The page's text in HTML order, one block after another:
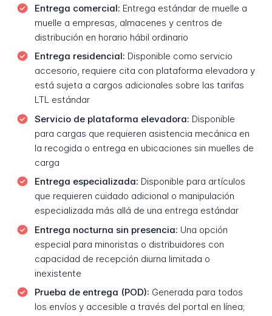
Entrega comercial: Entrega estándar de muelle a
muelle a empresas, almacenes y centros de
distribución en horario hábil ordinario
Entrega residencial: Disponible como servicio
accesorio, requiere cita con plataforma elevadora y
está sujeta a cargos adicionales sobre las tarifas
LTL estándar
Servicio de plataforma elevadora: Disponible
para cargas que requieren asistencia mecánica en
la recogida o entrega en ubicaciones sin muelles de
carga
Entrega especializada: Disponible para artículos
que requieren cuidado adicional o manipulación
especializada más allá de una entrega estándar
Entrega nocturna sin presencia: Una opción
especial para minoristas o distribuidores con
capacidad de recepción diurna limitada o
inexistente
Prueba de entrega (POD): Generada para todos
los envíos y accesible a través del portal en línea;